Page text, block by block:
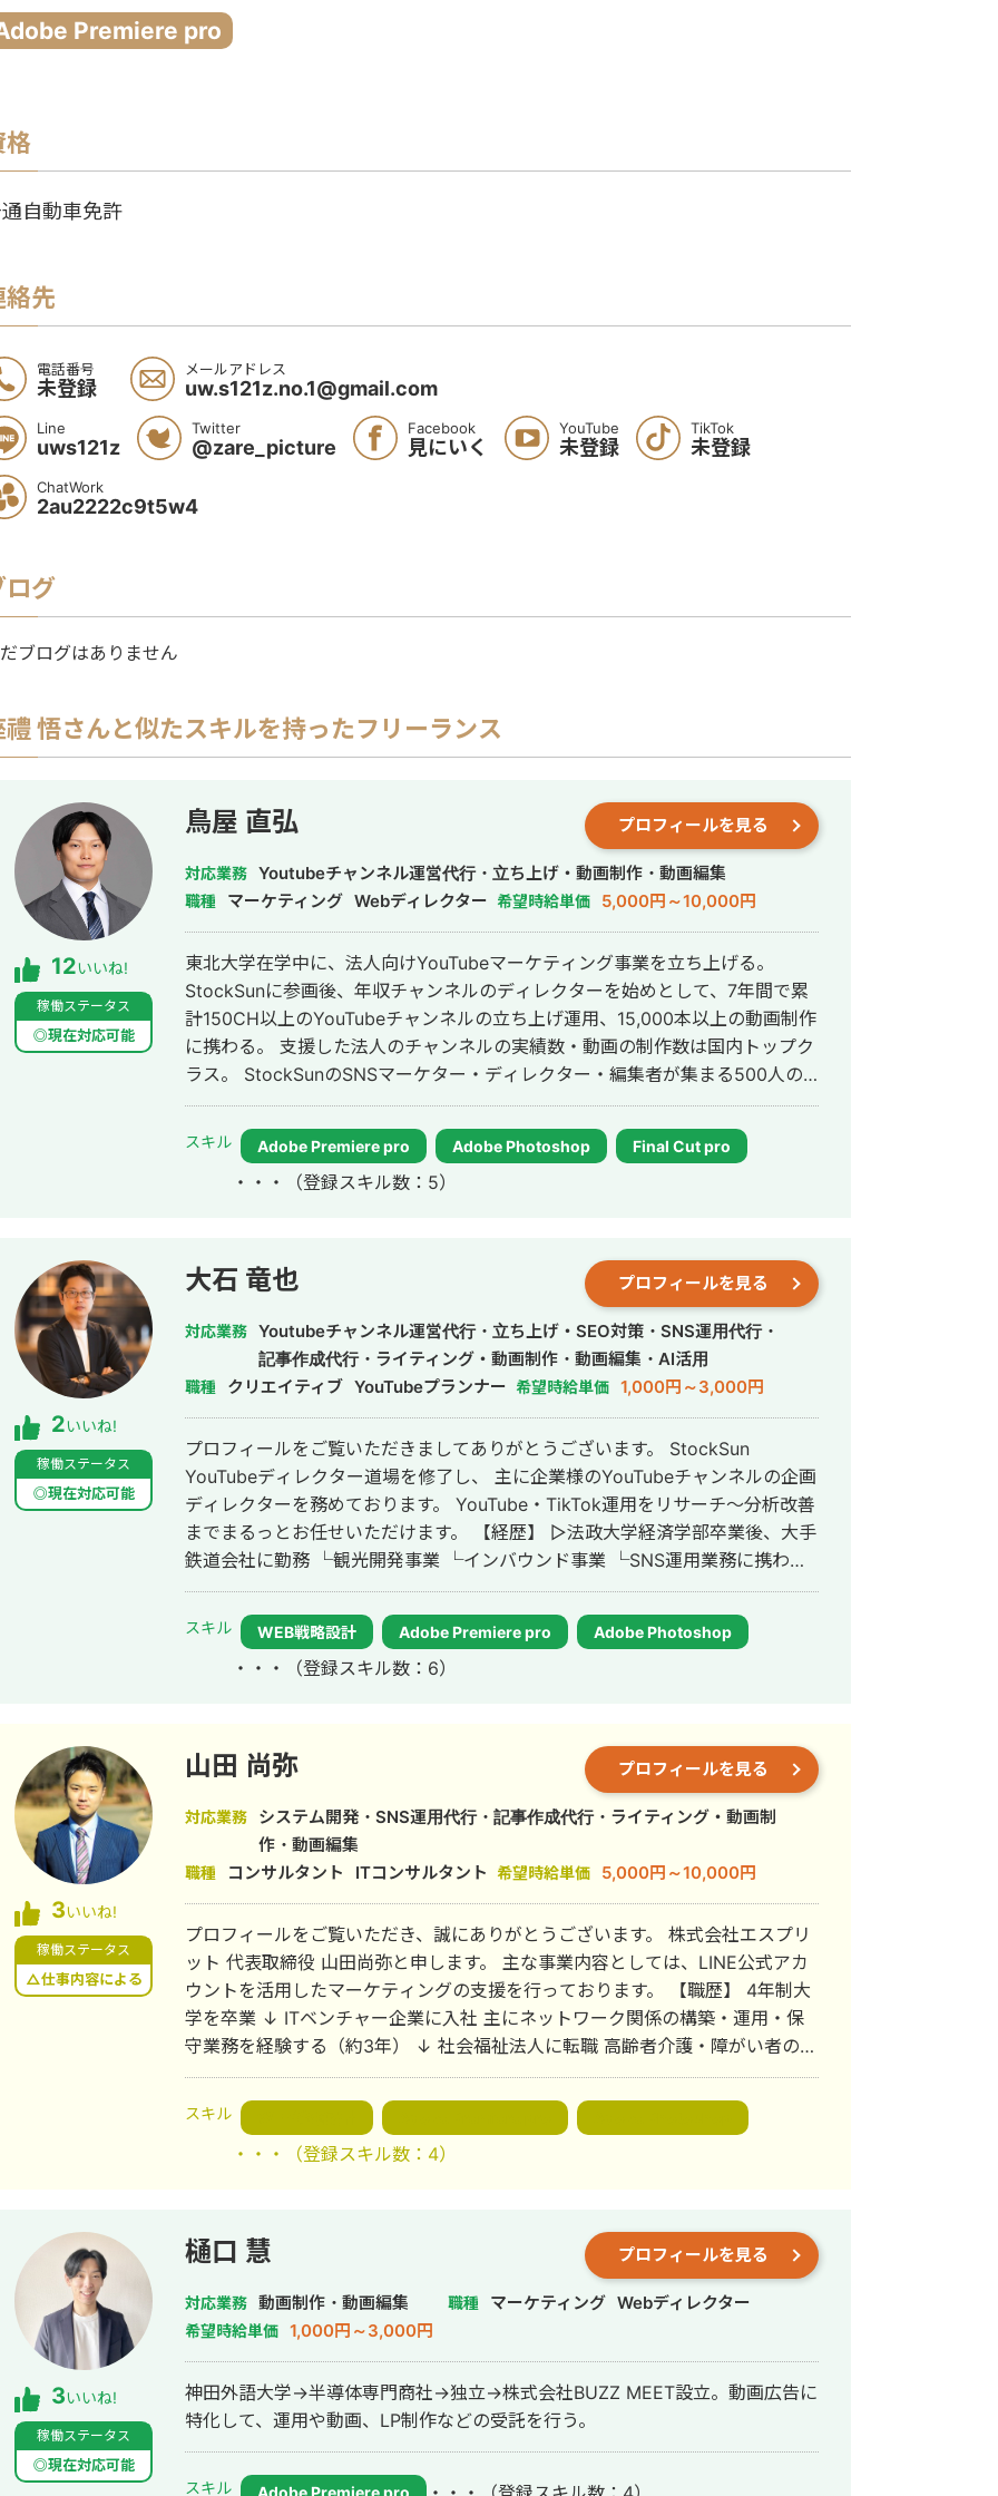
Premiere pro
格
自動車免許
絡先
電話番号
未登録
メールアドレス
uw.s121z.no.1@gmail.com
Line
uws121z
Twitter
@zare_picture
Facebook
見にいく
YouTube
未登録
TikTok
未登録
ChatWork
2au2222c9t5w4
ログ
ブログはありません
禮 悟さんと似たスキルを持ったフリーランス
12いいね!
稼働ステータス
◎現在対応可能
鳥屋 直弘 プロフィールを見る
対応業務 Youtubeチャンネル運営代行・立ち上げ・動画制作・動画編集
職種 マーケティング Webディレクター 希望時給単価 5,000円～10,000円
東北大学在学中に、法人向けYouTubeマーケティング事業を立ち上げる。
StockSunに参画後、年収チャンネルのディレクターを始めとして、7年間で累
計150CH以上のYouTubeチャンネルの立ち上げ運用、15,000本以上の動画制作
に携わる。 支援した法人のチャンネルの実績数・動画の制作数は国内トップク
ラス。 StockSunのSNSマーケター・ディレクター・編集者が集まる500人の
動画チームの統括を務める。
スキル Adobe Premiere pro Adobe Photoshop Final Cut pro
・・・ （登録スキル数：5）
2いいね!
稼働ステータス
◎現在対応可能
大石 竜也 プロフィールを見る
対応業務 Youtubeチャンネル運営代行・立ち上げ・SEO対策・SNS運用代行・
記事作成代行・ライティング・動画制作・動画編集・AI活用
職種 クリエイティブ YouTubeプランナー 希望時給単価 1,000円～3,000円
プロフィールをご覧いただきましてありがとうございます。 StockSun
YouTubeディレクター道場を修了し、 主に企業様のYouTubeチャンネルの企画
ディレクターを務めております。 YouTube・TikTok運用をリサーチ～分析改善
までまるっとお任せいただけます。 【経歴】 ▷法政大学経済学部卒業後、大手
鉄道会社に勤務 └観光開発事業 └インバウンド事業 └SNS運用業務に携わる
▷2024年 フリーランスとして独立 └YouTube戦略立案 └動画制作
└YouTubeコンサル └TikTok運用代行 ▷YouTubeスクール講師業 └株式会社
EAVALが運営するYouTubeスクール講師 └YouTubeの伸ばし方を教えるスクー
おります クラウドワークスの発注者ページはこちら
https://crowdworks.jp/public/employers/5378811 ◎勤務していた会社の
YouTubeチャンネルを運用 →自社商品を販売し、教育ステップ無しYouTubeの
みの販売でCVR20%を達成 ◎広告収益を目的としたYouTubeチャンネル →0か
らチャンネルを立ち上げ、1年で登録者数2万人超えを達成 →10万再生以上の動
以上の動画1本 ◎投資系チャンネル(集客目的) →1ヵ月の売上200万円以上 【メ
ディア出演歴】 ・StockSun 「YouTubeディレクター道場ch」
https://www.youtube.com/watch?v=h0xP2XUlTGo ・StockSun 「Webマー
ケティングTV【StockSun株式会社】」 7:00～
https://www.youtube.com/watch?v=dtFUYWVxSgY&t=420s ・StockSun
「WebマーケティングTV【StockSun株式会社】」 7:44～
「YouTubeディレクター道場ch」 18:40～ https://www.youtube.com/watch?
v=nQOg0VVft8c&t=1120s 公式LINEはこちら https://lin.ee/R7hIisk 無料で相
スキル WEB戦略設計 Adobe Premiere pro Adobe Photoshop
・・・ （登録スキル数：6）
3いいね!
稼働ステータス
△仕事内容による
山田 尚弥 プロフィールを見る
対応業務
システム開発・SNS運用代行・記事作成代行・ライティング・動画制
作・動画編集
職種 コンサルタント ITコンサルタント 希望時給単価 5,000円～10,000円
プロフィールをご覧いただき、誠にありがとうございます。 株式会社エスプリ
ット 代表取締役 山田尚弥と申します。 主な事業内容としては、LINE公式アカ
ウントを活用したマーケティングの支援を行っております。 【職歴】 4年制大
学を卒業 ↓ ITベンチャー企業に入社 主にネットワーク関係の構築・運用・保
守業務を経験する（約3年） ↓ 社会福祉法人に転職 高齢者介護・障がい者の生
活支援を行う（約3年） ↓ フリーランスのLINE公式アカウント専門コンサルタ
ントとして活動する 【経歴】 副業で、約2年間Webライター・アフィリエイタ
ーとして活動する ↓ 実店舗や某YouTuber（登録者数約2,500人）のLINE公式
アカウントの構築・運用代行をし、売上を大幅にアップさせたことをキッカケ
用、コンサル件数は250件以上 ・L Message 認定講座の講師（2023年～） ・
バンタンクリエイターズアカデミー SNS戦略 講師（2022年）
スキル
・・・ （登録スキル数：4）
3いいね!
稼働ステータス
◎現在対応可能
樋口 慧 プロフィールを見る
対応業務 動画制作・動画編集 職種 マーケティング Webディレクター
希望時給単価 1,000円～3,000円
神田外語大学→半導体専門商社→独立→株式会社BUZZ MEET設立。動画広告に
特化して、運用や動画、LP制作などの受託を行う。
スキル